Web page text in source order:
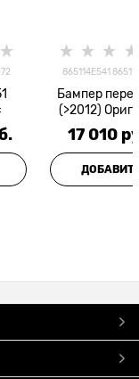
865114E541
Бампер
(>2012)
17 010